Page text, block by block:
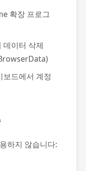
확장 프로그
데이터 삭제
보드에서 계정
하지 않습니다: